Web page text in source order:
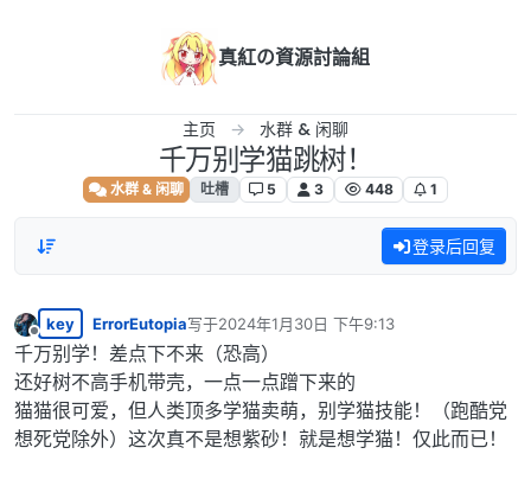
真紅の資源討論組
主页 水群 & 闲聊
千万别学猫跳树！
水群 & 闲聊 吐槽 5 3 448 1
登录后回复
离线
key ErrorEutopia写于2024年1月30日 下午9:13
最后由 编辑
千万别学！差点下不来（恐高）
还好树不高手机带壳，一点一点蹭下来的
猫猫很可爱，但人类顶多学猫卖萌，别学猫技能！（跑酷党
想死党除外）这次真不是想紫砂！就是想学猫！仅此而已！